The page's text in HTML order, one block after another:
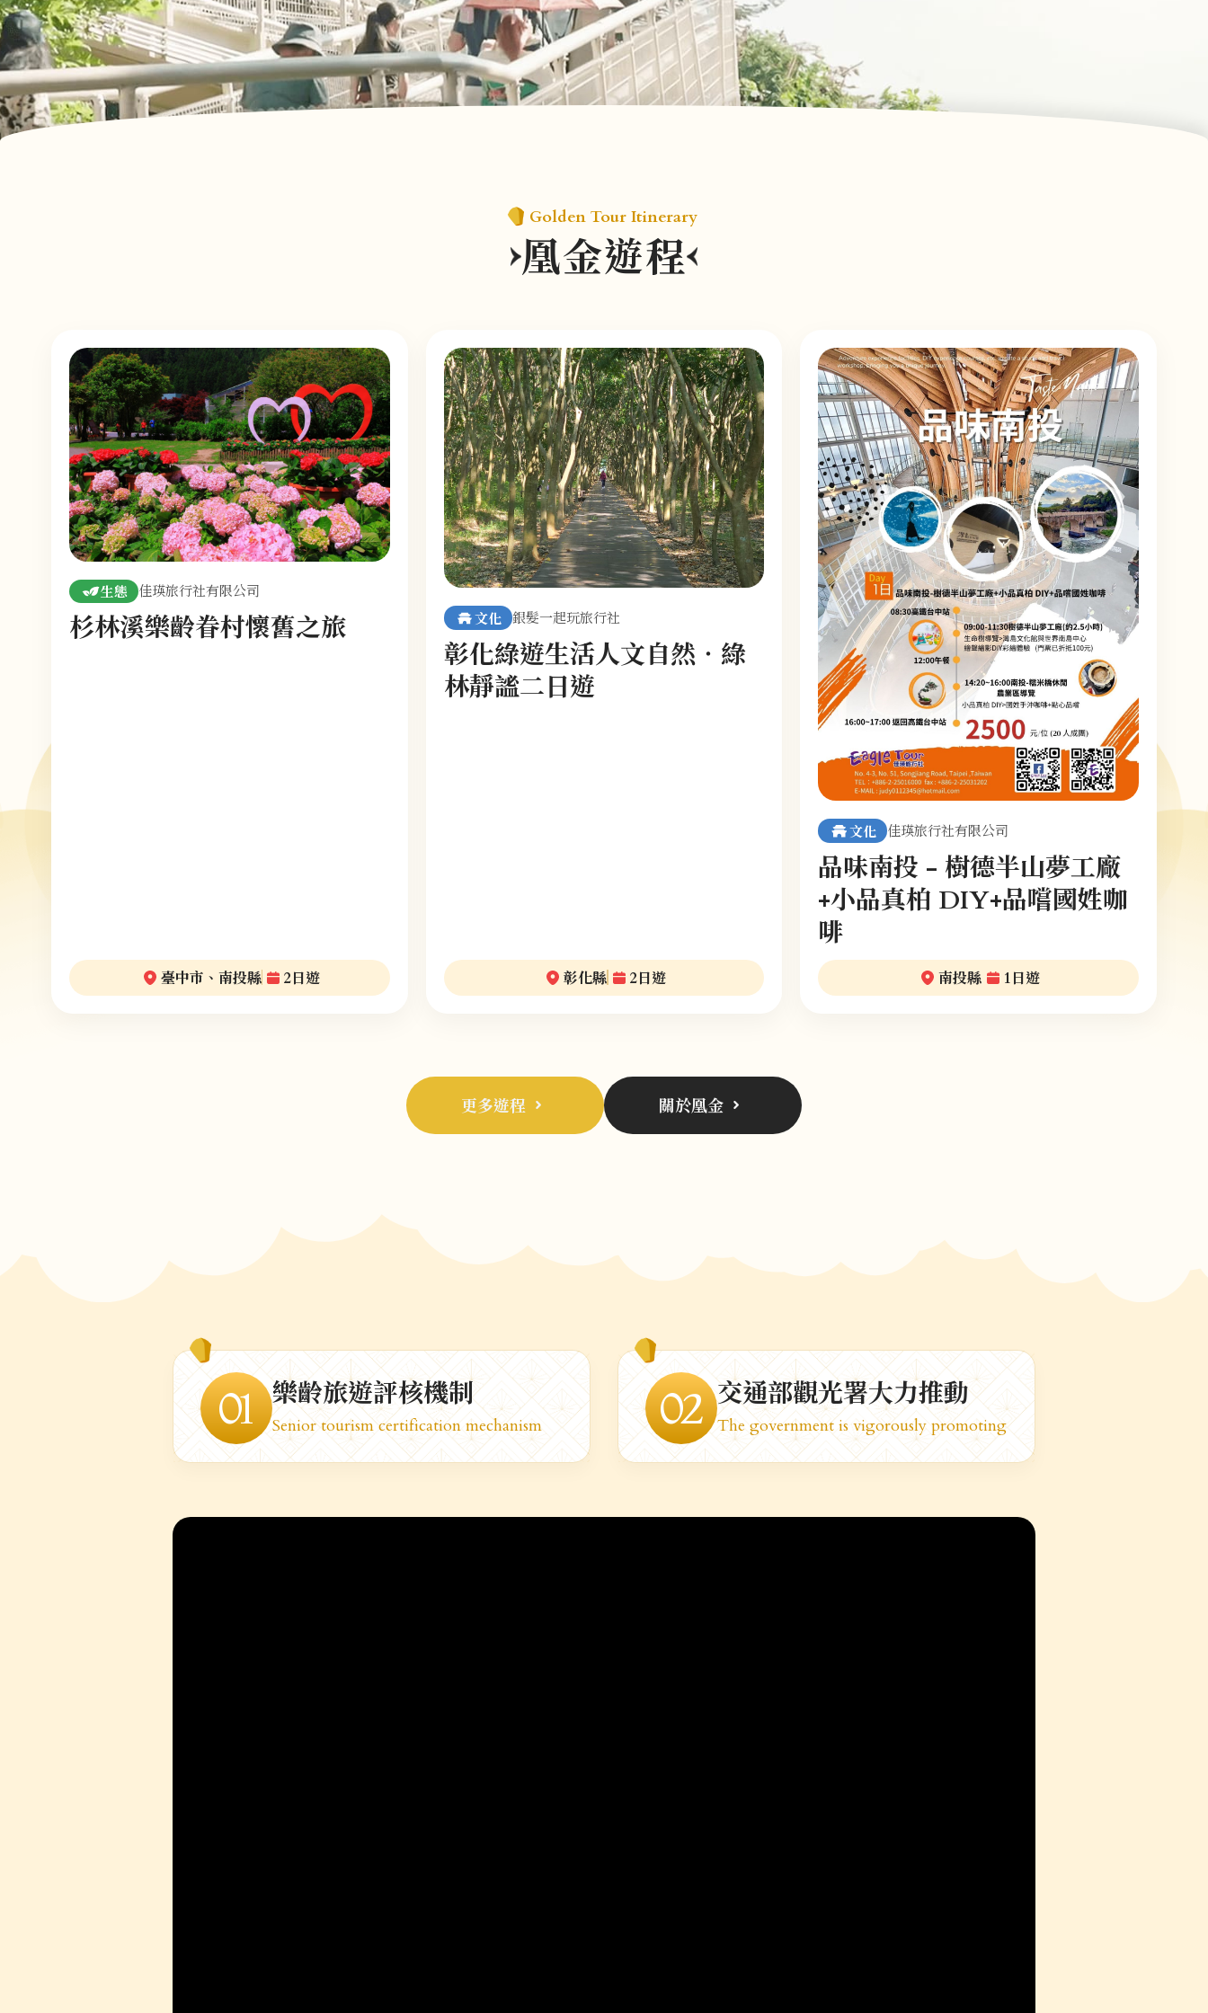
Golden Tour Itinerary
凰金遊程
生態 佳瑛旅行社有限公司
杉林溪樂齡眷村懷舊之旅
臺中市、南投縣 2日遊
文化 銀髮一起玩旅行社
彰化綠遊生活人文自然‧綠
林靜謐二日遊
彰化縣 2日遊
文化 佳瑛旅行社有限公司
品味南投 - 樹德半山夢工廠
+小品真柏 DIY+品嚐國姓咖
啡
南投縣 1日遊
更多遊程 關於凰金
01 樂齡旅遊評核機制
Senior tourism certification mechanism 02 交通部觀光署大力推動
The government is vigorously promoting